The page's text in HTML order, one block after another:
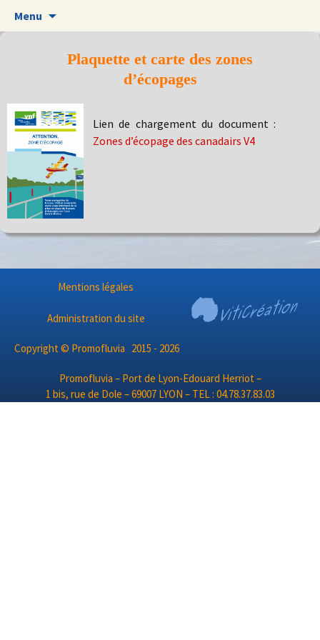
Menu
Plaquette et carte des zones
d’écopages
Lien de chargement du document :
Zones d’écopage des canadairs V4
Mentions légales
Administration du site
Copyright © Promofluvia 2015 - 2026
Promofluvia – Port de Lyon-Edouard Herriot –
1 bis, rue de Dole – 69007 LYON – TEL : 04.78.37.83.03